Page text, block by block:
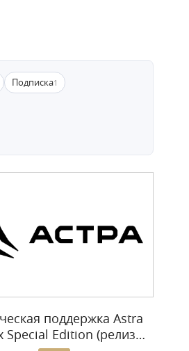
Подписка1
поддержка Astra
Special Edition (релиз